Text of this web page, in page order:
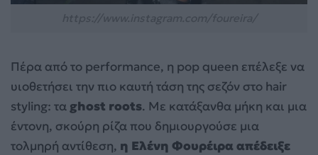
Πέρα από το performance, η pop queen επέλεξε να
υιοθετήσει την πιο καυτή τάση της σεζόν στο hair
styling: τα ghost roots. Με κατάξανθα μήκη και μια
έντονη, σκούρη ρίζα που δημιουργούσε μια
τολμηρή αντίθεση, η Ελένη Φουρέιρα απέδειξε